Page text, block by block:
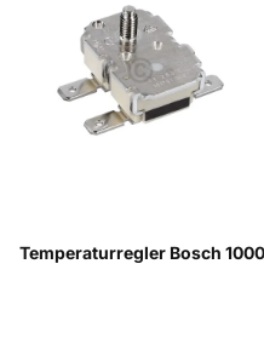
Temperaturregler Bosch